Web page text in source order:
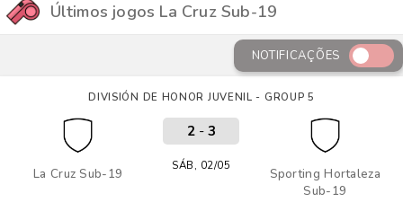
Últimos jogos La Cruz Sub-19
NOTIFICAÇÕES
DIVISIÓN DE HONOR JUVENIL - GROUP 5
La Cruz Sub-19
Sporting Hortaleza
Sub-19
2- 3
SÁB, 02/05